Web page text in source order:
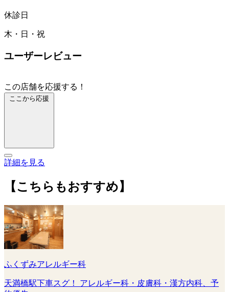
休診日
木・日・祝
ユーザーレビュー
この店舗を応援する！
ここから応援
詳細を見る
【こちらもおすすめ】
ふくずみアレルギー科
天満橋駅下車スグ！ アレルギー科・皮膚科・漢方内科、予